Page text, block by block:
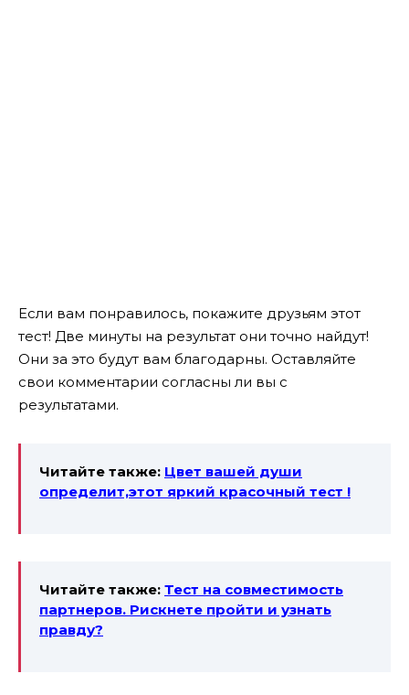
Если вам понравилось, покажите друзьям этот
тест! Две минуты на результат они точно найдут!
Они за это будут вам благодарны. Оставляйте
свои комментарии согласны ли вы с
результатами.
Читайте также: Цвет вашей души
определит,этот яркий красочный тест !
Читайте также: Тест на совместимость
партнеров. Рискнете пройти и узнать
правду?